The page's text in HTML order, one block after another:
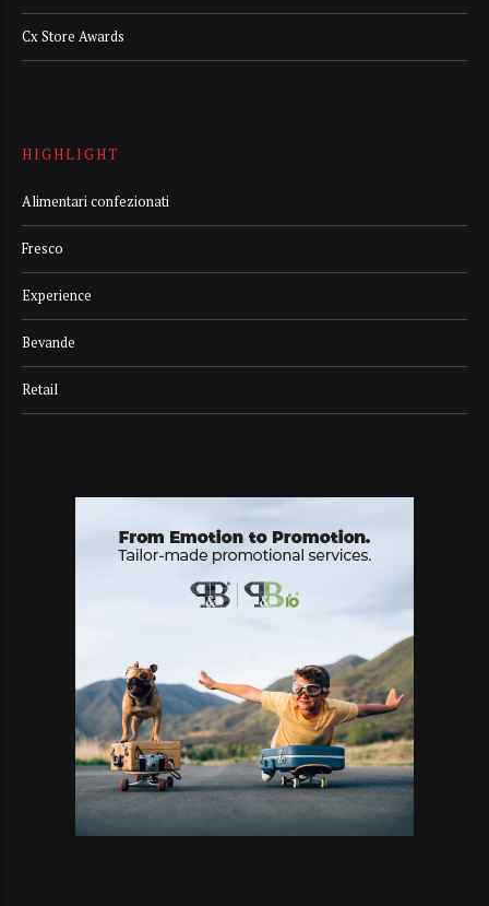
Cx Store Awards
HIGHLIGHT
Alimentari confezionati
Fresco
Experience
Bevande
Retail